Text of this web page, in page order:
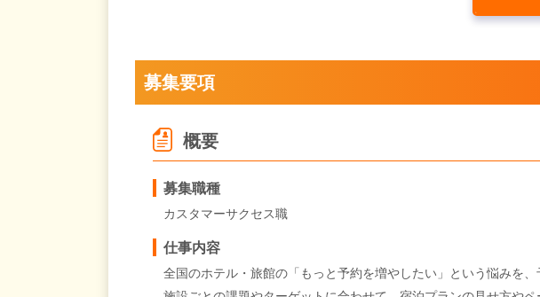
募集要項
概要
募集職種
カスタマーサクセス職
仕事内容
全国のホテル・旅館の「もっと予約を増やしたい」という悩みを